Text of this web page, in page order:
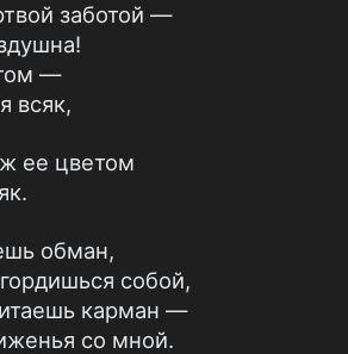
заботой —
—
всяк,
ее цветом
обман,
собой,
карман —
со мной.